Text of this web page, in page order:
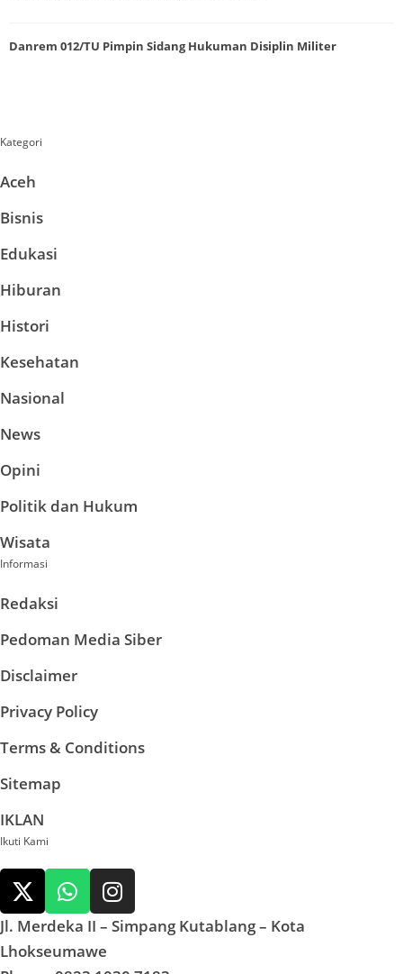
Danrem 012/TU Pimpin Sidang Hukuman Disiplin Militer
Kategori
Aceh
Bisnis
Edukasi
Hiburan
Histori
Kesehatan
Nasional
News
Opini
Politik dan Hukum
Wisata
Informasi
Redaksi
Pedoman Media Siber
Disclaimer
Privacy Policy
Terms & Conditions
Sitemap
IKLAN
Ikuti Kami
Jl. Merdeka II – Simpang Kutablang – Kota
Lhokseumawe